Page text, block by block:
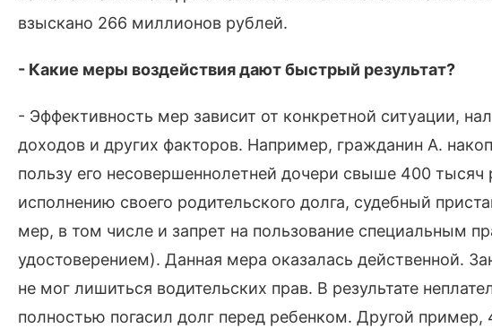
взыскано 266 миллионов рублей.
- Какие меры воздействия дают быстрый результат?
- Эффективность мер зависит от конкретной ситуации,
доходов и других факторов. Например, гражданин А.
пользу его несовершеннолетней дочери свыше 400
исполнению своего родительского долга, судебный
мер, в том числе и запрет на пользование специальным
удостоверением). Данная мера оказалась действенной.
не мог лишиться водительских прав. В результате
полностью погасил долг перед ребенком. Другой